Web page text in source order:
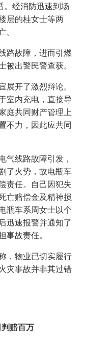
。经消防迅速到场
层的桂女士等两
路故障，进而引燃
出警民警查获。
开了激烈辩论。
室内充电，直接导
庭共同财产管理上
不力，因此应共同
气线路故障引发，
了火势，故电瓶车
责任。自己因犯失
亡赔偿金及精神损
瓶车系周女士以个
迅速报警并通知了
故责任。
，物业已切实履行
灾事故并非其过错
赔百万